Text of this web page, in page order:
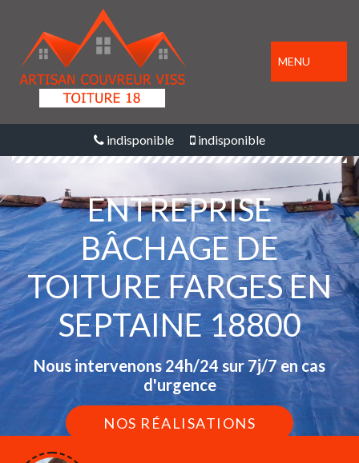
MENU
indisponible indisponible
ENTREPRISE
BÂCHAGE DE
TOITURE FARGES EN
SEPTAINE 18800
Nous intervenons 24h/24 sur 7j/7 en cas
d'urgence
NOS RÉALISATIONS